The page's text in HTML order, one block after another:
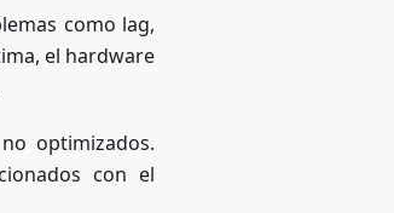
como lag,
el hardware
optimizados.
con el